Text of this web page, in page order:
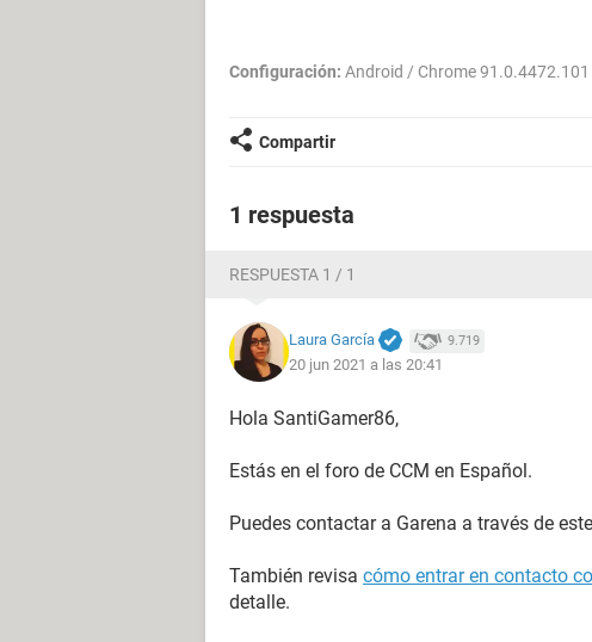
Configuración: Android / Chrome 91.0.4472.101
Compartir
1 respuesta
RESPUESTA 1 / 1
Laura García 9.719
20 jun 2021 a las 20:41
Hola SantiGamer86,
Estás en el foro de CCM en Español.
Puedes contactar a Garena a través de este
También revisa cómo entrar en contacto
detalle.